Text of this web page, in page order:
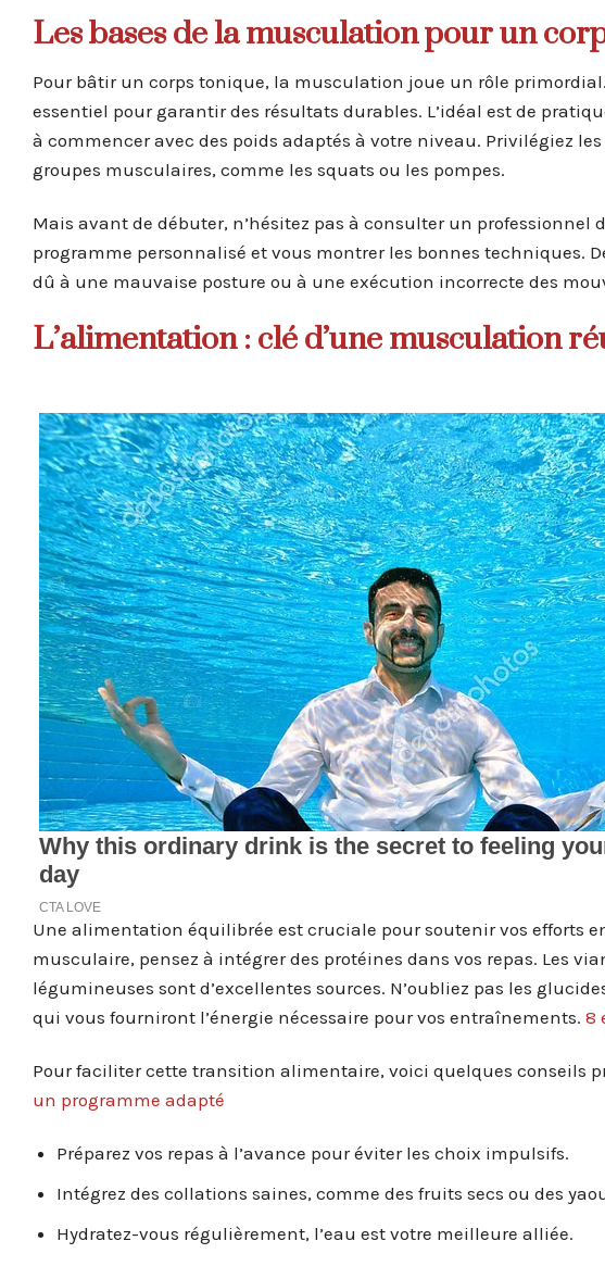
Les bases de la musculation pour un
Pour bâtir un corps tonique, la musculation joue un rôle
essentiel pour garantir des résultats durables. L’idéal est de
à commencer avec des poids adaptés à votre niveau. Privilégiez
groupes musculaires, comme les squats ou les pompes.
Mais avant de débuter, n’hésitez pas à consulter un
programme personnalisé et vous montrer les bonnes techniques.
dû à une mauvaise posture ou à une exécution incorrecte des
L’alimentation : clé d’une musculation
Une alimentation équilibrée est cruciale pour soutenir vos efforts
musculaire, pensez à intégrer des protéines dans vos repas. Les
légumineuses sont d’excellentes sources. N’oubliez pas les
qui vous fourniront l’énergie nécessaire pour vos entraînements. 8
Pour faciliter cette transition alimentaire, voici quelques conseils
un programme adapté
Préparez vos repas à l’avance pour éviter les choix impulsifs.
Intégrez des collations saines, comme des fruits secs ou des
Hydratez-vous régulièrement, l’eau est votre meilleure alliée.